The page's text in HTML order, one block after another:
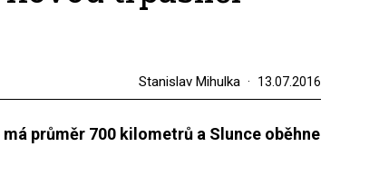
Stanislav Mihulka 13.07.2016
průměr 700 kilometrů a Slunce oběhne